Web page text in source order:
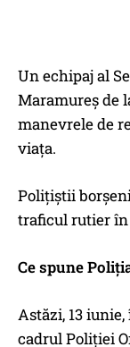
Un echipaj al
Maramureș de
manevrele de
viața.
Polițiștii
traficul rutier în
Ce spune
Astăzi, 13
cadrul Poliției